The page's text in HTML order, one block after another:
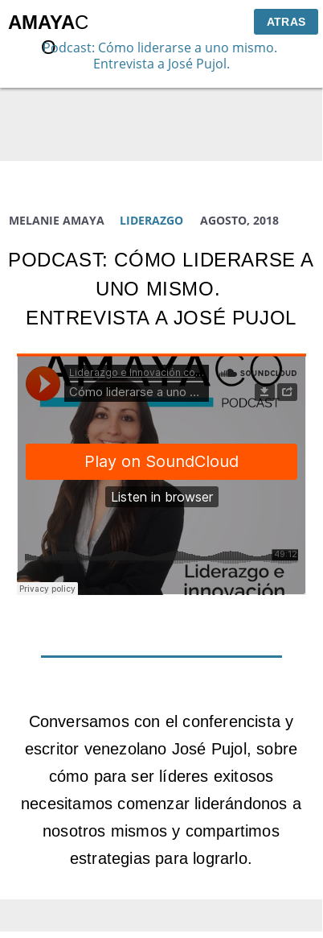
Podcast: Cómo liderarse a uno mismo.
Entrevista a José Pujol.
ATRAS
AMAYAC
O
Conversamos con el conferencista y
escritor venezolano José Pujol, sobre
cómo para ser líderes exitosos
necesitamos comenzar liderándonos a
nosotros mismos y compartimos
estrategias para lograrlo.
AGOSTO, 2018
LIDERAZGO
MELANIE AMAYA
PODCAST: CÓMO LIDERARSE A
UNO MISMO.
ENTREVISTA A JOSÉ PUJOL